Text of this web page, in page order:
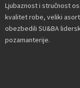
Ljubaznost i stručnost
kvalitet robe, veliki
obezbedili SU&BA
pozamanterije.